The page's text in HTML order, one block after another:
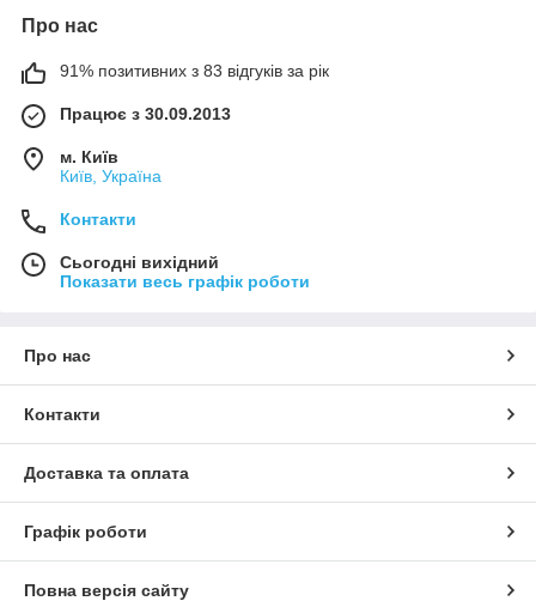
Про нас
91% позитивних з 83 відгуків за рік
Працює з 30.09.2013
м. Київ
Київ, Україна
Контакти
Сьогодні вихідний
Показати весь графік роботи
Про нас
Контакти
Доставка та оплата
Графік роботи
Повна версія сайту